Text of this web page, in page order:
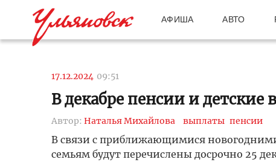
АФИША АВТО
17.12.2024 09:51
В декабре пенсии и
Автор: Наталья Михайлова выплаты пенсии
В связи с приближающимися
семьям будут перечислены досрочно 25